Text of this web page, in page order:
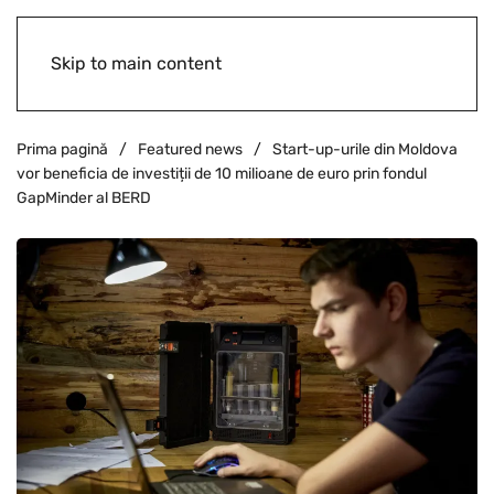
Skip to main content
Prima pagină Featured news
Start-up-urile din Moldova
vor beneficia de investiții de 10 milioane de euro prin fondul
GapMinder al BERD